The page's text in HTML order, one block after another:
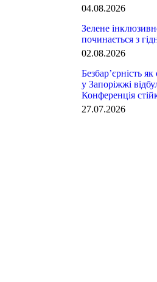
04.08.2026
Зелене
починається з
02.08.2026
Безбар’єрність як
у Запоріжжі
Конференція
27.07.2026